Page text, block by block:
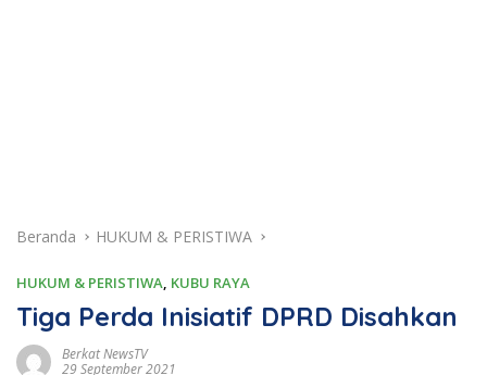
Beranda HUKUM & PERISTIWA
HUKUM & PERISTIWA, KUBU RAYA
Tiga Perda Inisiatif DPRD Disahkan
Berkat NewsTV
29 September 2021